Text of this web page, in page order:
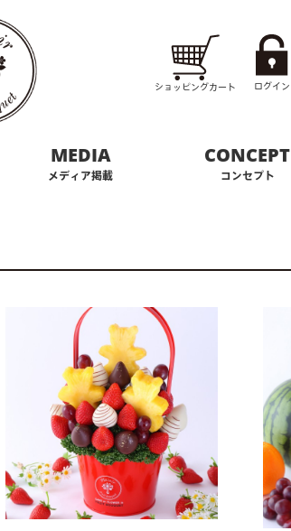
ショッピングカート ログイン
MEDIA
メディア掲載
CONCEPT
コンセプト